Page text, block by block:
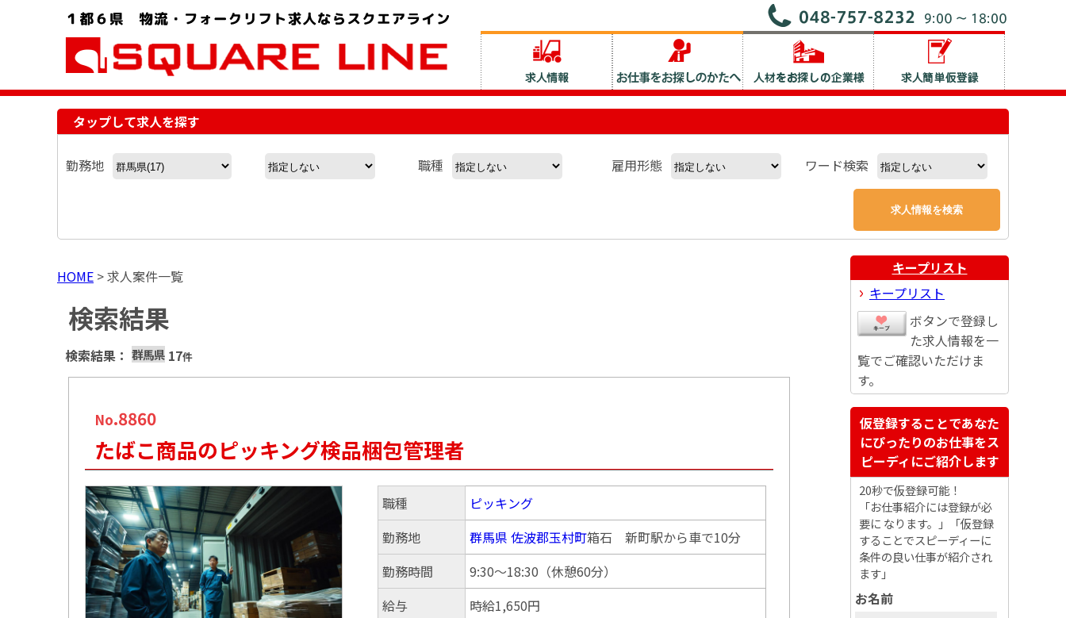
お問い合わせ電話番号：048-757-8232 受付時間 9:00 ～ 18:00
タップして求人を探す
勤務地 職種 雇用形態 ワード検索
HOME >求人案件一覧
検索結果
検索結果： 群馬県 17件
No.8860
たばこ商品のピッキング検品梱包管理者
職種
ピッキング
勤務地
群馬県 佐波郡玉村町箱石 新町駅から車で10分
勤務時間
9:30〜18:30（休憩60分）
給与
時給1,650円
キープリスト
キープリスト
ボタンで登録し
た求人情報を一
覧でご確認いただけま
す。
仮登録することであなた
にぴったりのお仕事をス
ピーディにご紹介します
20秒で仮登録可能！
「お仕事紹介には登録が必
要に なります。」「仮登録
することでスピーディーに
条件の良い仕事が紹介され
ます」
お名前